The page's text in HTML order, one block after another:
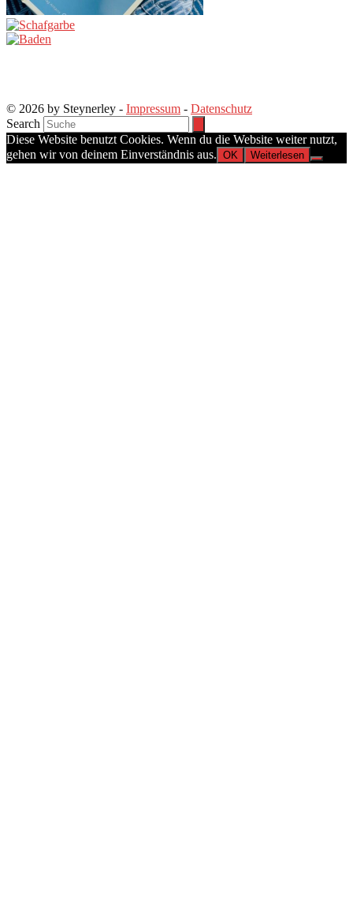
© 2026 by Steynerley - Impressum - Datenschutz
Search
Diese Website benutzt Cookies. Wenn du die Website weiter nutzt,
gehen wir von deinem Einverständnis aus. OK Weiterlesen